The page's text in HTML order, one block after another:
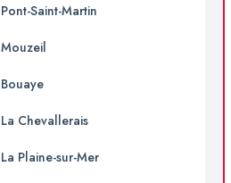
Pont-Saint-Martin
Mouzeil
Bouaye
La Chevallerais
La Plaine-sur-Mer